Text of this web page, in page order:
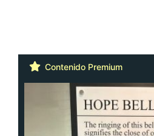
Contenido Premium